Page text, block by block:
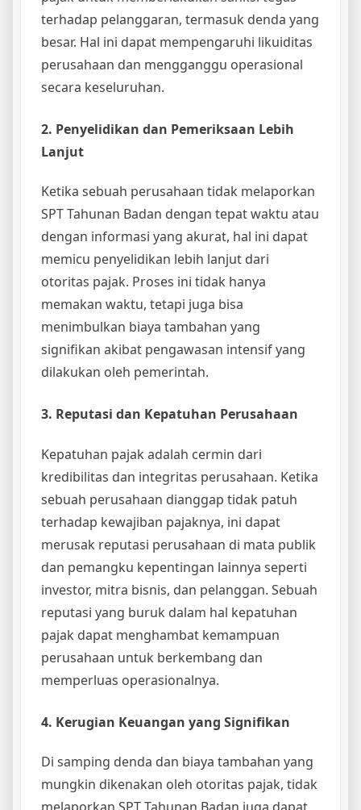
terhadap pelanggaran, termasuk denda yang
besar. Hal ini dapat mempengaruhi likuiditas
perusahaan dan mengganggu operasional
secara keseluruhan.
2. Penyelidikan dan Pemeriksaan Lebih
Lanjut
Ketika sebuah perusahaan tidak melaporkan
SPT Tahunan Badan dengan tepat waktu atau
dengan informasi yang akurat, hal ini dapat
memicu penyelidikan lebih lanjut dari
otoritas pajak. Proses ini tidak hanya
memakan waktu, tetapi juga bisa
menimbulkan biaya tambahan yang
signifikan akibat pengawasan intensif yang
dilakukan oleh pemerintah.
3. Reputasi dan Kepatuhan Perusahaan
Kepatuhan pajak adalah cermin dari
kredibilitas dan integritas perusahaan. Ketika
sebuah perusahaan dianggap tidak patuh
terhadap kewajiban pajaknya, ini dapat
merusak reputasi perusahaan di mata publik
dan pemangku kepentingan lainnya seperti
investor, mitra bisnis, dan pelanggan. Sebuah
reputasi yang buruk dalam hal kepatuhan
pajak dapat menghambat kemampuan
perusahaan untuk berkembang dan
memperluas operasionalnya.
4. Kerugian Keuangan yang Signifikan
Di samping denda dan biaya tambahan yang
mungkin dikenakan oleh otoritas pajak, tidak